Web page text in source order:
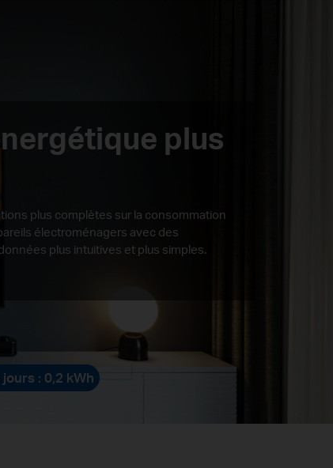
plus
plus complètes sur la consommation
électroménagers avec des
plus intuitives et plus simples.
: 0,2 kWh